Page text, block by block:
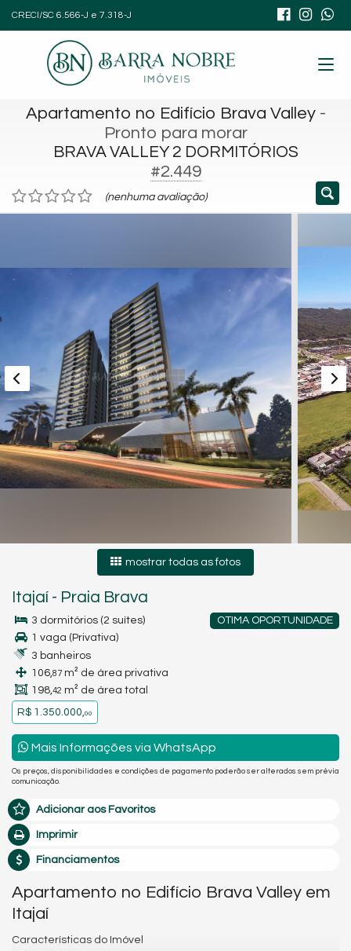
CRECI/SC 6.566-J e 7.318-J
Apartamento no Edifício Brava Valley-
Pronto para morar
BRAVA VALLEY 2 DORMITÓRIOS
#2.449
(nenhuma avaliação)
mostrar todas as fotos
Itajaí - Praia Brava
OTIMA OPORTUNIDADE
3 dormitórios (2 suítes)
1 vaga (Privativa)
3 banheiros
106,87 m² de área privativa
198,42 m² de área total
R$ 1.350.000,00
Mais Informações via WhatsApp
Os preços, disponibilidades e condições de pagamento poderão ser alterados sem prévia
comunicação.
Adicionar aos Favoritos
Imprimir
Financiamentos
Apartamento no Edifício Brava Valley em
Itajaí
Características do Imóvel